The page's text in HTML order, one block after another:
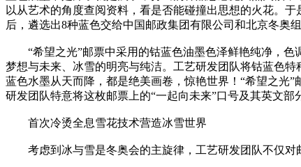
以从艺术的角度查阅资料，看是否能碰撞出思想的火花。
后，遴选出8种蓝色交给中国邮政集团有限公司和北京冬奥
“希望之光”邮票中采用的钴蓝色油墨色泽鲜艳纯净，色
梦想与未来、冰雪的明亮与纯洁。工艺研发团队将钴蓝色
蓝色水墨从天而降，都是绝美画卷，惊艳世界！“希望之光
研发团队特意将这枚邮票上的“一起向未来”口号及其英文
首次冷烫全息雪花技术营造冰雪世界
考虑到冰与雪是冬奥会的主旋律，工艺研发团队不仅对